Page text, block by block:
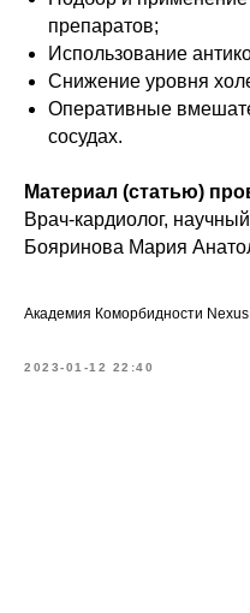
препаратов;
Использование
Снижение уровня
Оперативные
сосудах.
Материал (статью)
Врач-кардиолог,
Бояринова Мария
Академия Коморбидности Nexus
2023-01-12 22:40